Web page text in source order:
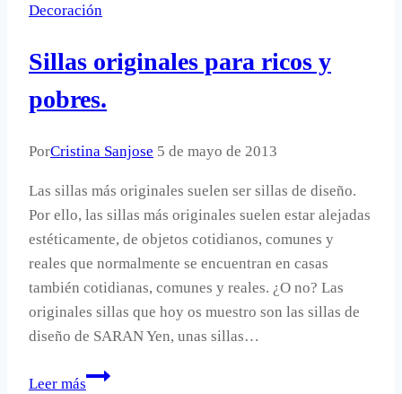
Decoración
Sillas originales para ricos y
pobres.
PorCristina Sanjose 5 de mayo de 2013
Las sillas más originales suelen ser sillas de diseño.
Por ello, las sillas más originales suelen estar alejadas
estéticamente, de objetos cotidianos, comunes y
reales que normalmente se encuentran en casas
también cotidianas, comunes y reales. ¿O no? Las
originales sillas que hoy os muestro son las sillas de
diseño de SARAN Yen, unas sillas…
Leer más
Sillas